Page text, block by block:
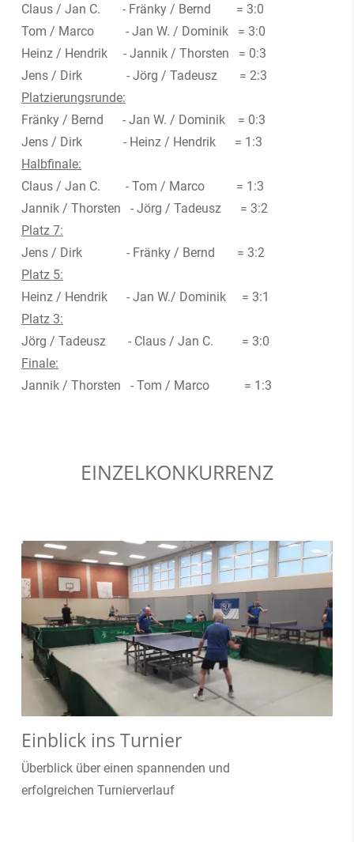
Claus / Jan C. - Fränky / Bernd = 3:0
Tom / Marco - Jan W. / Dominik = 3:0
Heinz / Hendrik - Jannik / Thorsten = 0:3
Jens / Dirk - Jörg / Tadeusz = 2:3
Platzierungsrunde:
Fränky / Bernd - Jan W. / Dominik = 0:3
Jens / Dirk - Heinz / Hendrik = 1:3
Halbfinale:
Claus / Jan C. - Tom / Marco = 1:3
Jannik / Thorsten - Jörg / Tadeusz = 3:2
Platz 7:
Jens / Dirk - Fränky / Bernd = 3:2
Platz 5:
Heinz / Hendrik - Jan W./ Dominik = 3:1
Platz 3:
Jörg / Tadeusz - Claus / Jan C. = 3:0
Finale:
Jannik / Thorsten - Tom / Marco = 1:3
EINZELKONKURRENZ
Einblick ins Turnier
Überblick über einen spannenden und
erfolgreichen Turnierverlauf